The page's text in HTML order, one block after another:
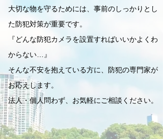
大切な物を守るためには、事前のしっかりとし
た防犯対策が重要です。
『どんな防犯カメラを設置すればいいかよくわ
からない…』
そんな不安を抱えている方に、防犯の専門家が
お応えします。
法人・個人問わず、お気軽にご相談ください。